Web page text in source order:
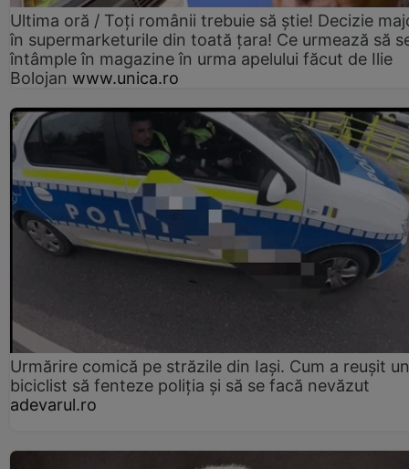
Ultima oră / Toți românii trebuie să știe! Decizie
în supermarketurile din toată țara! Ce urmează să
întâmple în magazine în urma apelului făcut de Ilie
Bolojan www.unica.ro
Urmărire comică pe străzile din Iași. Cum a reușit un
biciclist să fenteze poliția și să se facă nevăzut
adevarul.ro